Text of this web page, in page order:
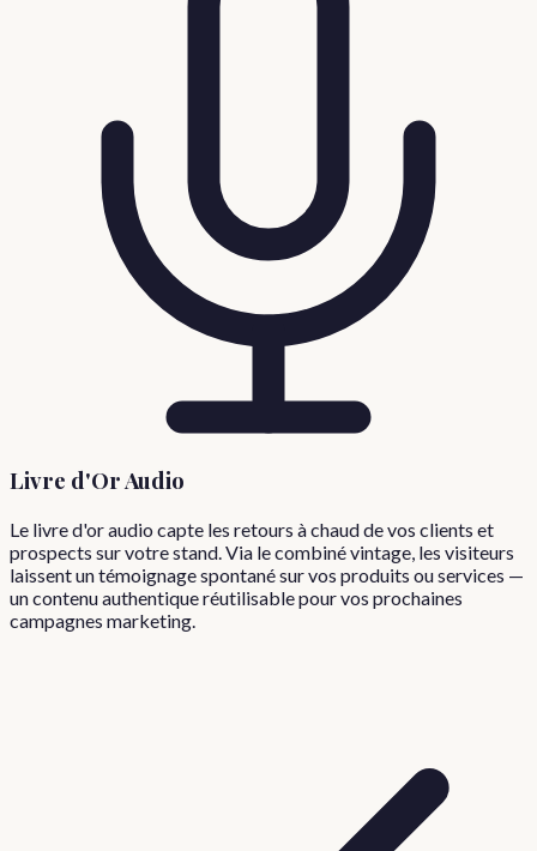
Livre d'Or Audio
Le livre d'or audio capte les retours à chaud de vos clients et
prospects sur votre stand. Via le combiné vintage, les visiteurs
laissent un témoignage spontané sur vos produits ou services —
un contenu authentique réutilisable pour vos prochaines
campagnes marketing.